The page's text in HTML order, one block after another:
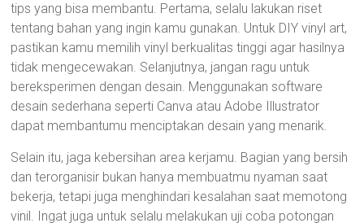
tips yang bisa membantu. Pertama, selalu lakukan riset
tentang bahan yang ingin kamu gunakan. Untuk DIY vinyl art,
pastikan kamu memilih vinyl berkualitas tinggi agar hasilnya
tidak mengecewakan. Selanjutnya, jangan ragu untuk
bereksperimen dengan desain. Menggunakan software
desain sederhana seperti Canva atau Adobe Illustrator
dapat membantumu menciptakan desain yang menarik.
Selain itu, jaga kebersihan area kerjamu. Bagian yang bersih
dan terorganisir bukan hanya membuatmu nyaman saat
bekerja, tetapi juga menghindari kesalahan saat memotong
vinil. Ingat juga untuk selalu melakukan uji coba potongan